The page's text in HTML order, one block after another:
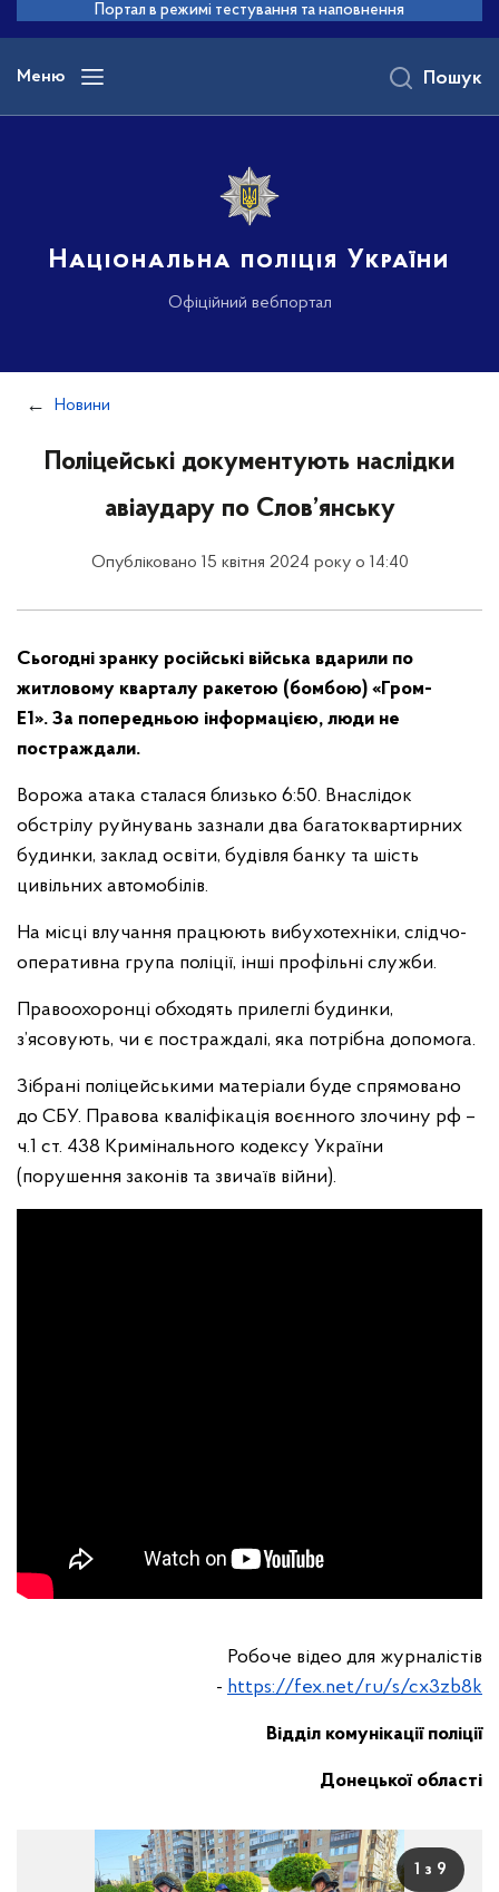
основного
вмісту
Портал в режимі тестування та наповнення
Меню
Національна поліція України
Офіційний вебпортал
Пошук
Новини
Поліцейські документують наслідки
авіаудару по Слов’янську
Опубліковано 15 квітня 2024 року о 14:40
Сьогодні зранку російські війська вдарили по
житловому кварталу ракетою (бомбою) «Гром-
Е1». За попередньою інформацією, люди не
постраждали.
Ворожа атака сталася близько 6:50. Внаслідок
обстрілу руйнувань зазнали два багатоквартирних
будинки, заклад освіти, будівля банку та шість
цивільних автомобілів.
На місці влучання працюють вибухотехніки, слідчо-
оперативна група поліції, інші профільні служби.
Правоохоронці обходять прилеглі будинки,
з’ясовують, чи є постраждалі, яка потрібна допомога.
Зібрані поліцейськими матеріали буде спрямовано
до СБУ. Правова кваліфікація воєнного злочину рф –
ч.1 ст. 438 Кримінального кодексу України
(порушення законів та звичаїв війни).
Робоче відео для журналістів
- https://fex.net/ru/s/cx3zb8k
Відділ комунікації поліції
Донецької області
1 з 9